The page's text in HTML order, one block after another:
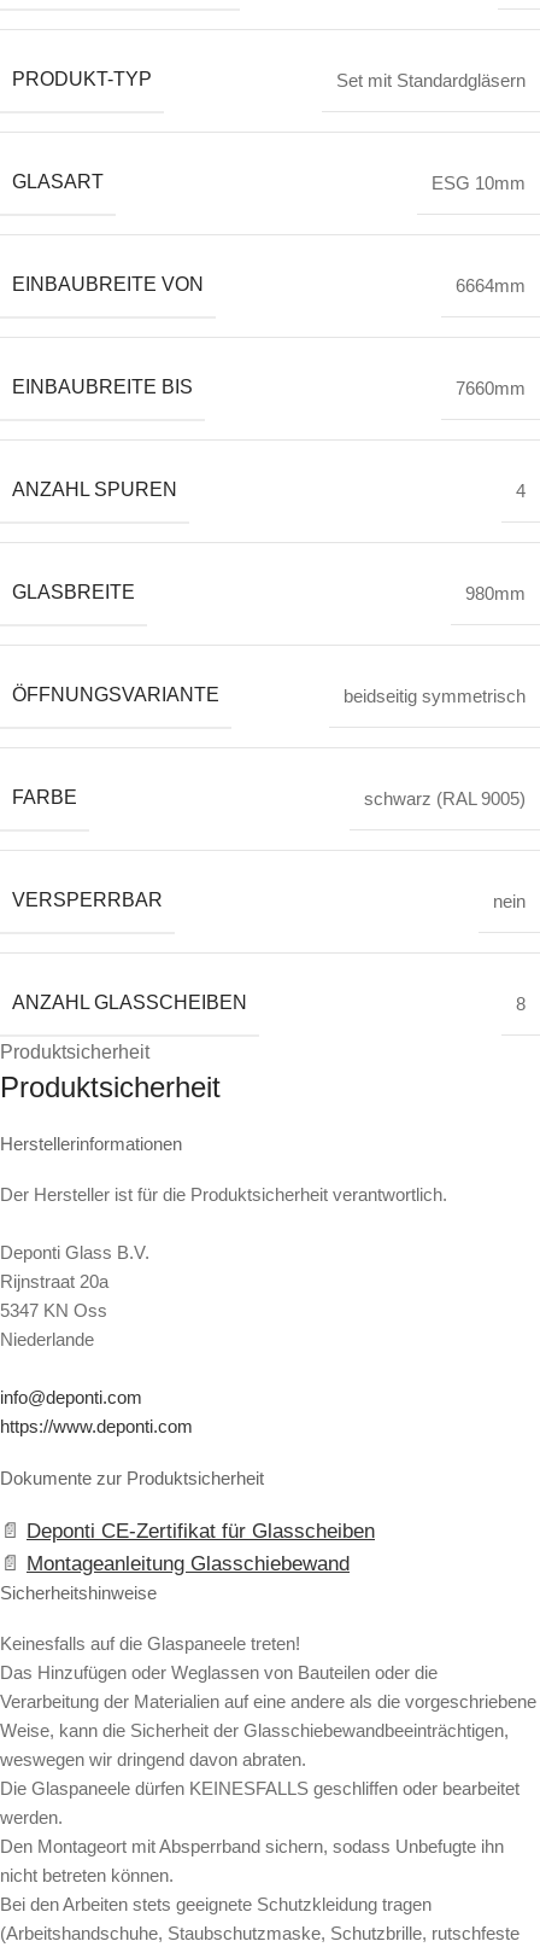
PRODUKT-TYP Set mit Standardgläsern
GLASART ESG 10mm
EINBAUBREITE VON 6664mm
EINBAUBREITE BIS 7660mm
ANZAHL SPUREN 4
GLASBREITE 980mm
ÖFFNUNGSVARIANTE beidseitig symmetrisch
FARBE schwarz (RAL 9005)
VERSPERRBAR nein
ANZAHL GLASSCHEIBEN 8
Produktsicherheit
Produktsicherheit
Herstellerinformationen
Der Hersteller ist für die Produktsicherheit verantwortlich.
Deponti Glass B.V.
Rijnstraat 20a
5347 KN Oss
Niederlande
info@deponti.com
https://www.deponti.com
Dokumente zur Produktsicherheit
Deponti CE-Zertifikat für Glasscheiben
Montageanleitung Glasschiebewand
Sicherheitshinweise
Keinesfalls auf die Glaspaneele treten!
Das Hinzufügen oder Weglassen von Bauteilen oder die
Verarbeitung der Materialien auf eine andere als die vorgeschriebene
Weise, kann die Sicherheit der Glasschiebewandbeeinträchtigen,
weswegen wir dringend davon abraten.
Die Glaspaneele dürfen KEINESFALLS geschliffen oder bearbeitet
werden.
Den Montageort mit Absperrband sichern, sodass Unbefugte ihn
nicht betreten können.
Bei den Arbeiten stets geeignete Schutzkleidung tragen
(Arbeitshandschuhe, Staubschutzmaske, Schutzbrille, rutschfeste